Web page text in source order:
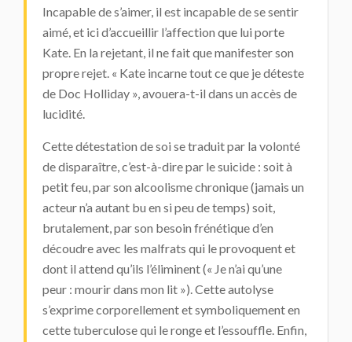
Incapable de s’aimer, il est incapable de se sentir
aimé, et ici d’accueillir l’affection que lui porte
Kate. En la rejetant, il ne fait que manifester son
propre rejet. « Kate incarne tout ce que je déteste
de Doc Holliday », avouera-t-il dans un accès de
lucidité.
Cette détestation de soi se traduit par la volonté
de disparaître, c’est-à-dire par le suicide : soit à
petit feu, par son alcoolisme chronique (jamais un
acteur n’a autant bu en si peu de temps) soit,
brutalement, par son besoin frénétique d’en
découdre avec les malfrats qui le provoquent et
dont il attend qu’ils l’éliminent (« Je n’ai qu’une
peur : mourir dans mon lit »). Cette autolyse
s’exprime corporellement et symboliquement en
cette tuberculose qui le ronge et l’essouffle. Enfin,